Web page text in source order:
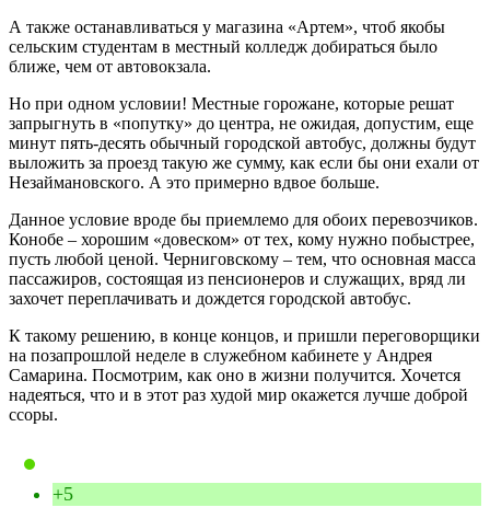
А также останавливаться у магазина «Артем», чтоб якобы
сельским студентам в местный колледж добираться было
ближе, чем от автовокзала.
Но при одном условии! Местные горожане, которые решат
запрыгнуть в «попутку» до центра, не ожидая, допустим, еще
минут пять-десять обычный городской автобус, должны будут
выложить за проезд такую же сумму, как если бы они ехали от
Незаймановского. А это примерно вдвое больше.
Данное условие вроде бы приемлемо для обоих перевозчиков.
Конобе – хорошим «довеском» от тех, кому нужно побыстрее,
пусть любой ценой. Черниговскому – тем, что основная масса
пассажиров, состоящая из пенсионеров и служащих, вряд ли
захочет переплачивать и дождется городской автобус.
К такому решению, в конце концов, и пришли переговорщики
на позапрошлой неделе в служебном кабинете у Андрея
Самарина. Посмотрим, как оно в жизни получится. Хочется
надеяться, что и в этот раз худой мир окажется лучше доброй
ссоры.
+5